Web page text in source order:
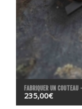
FABRIQUER UN
235,00€